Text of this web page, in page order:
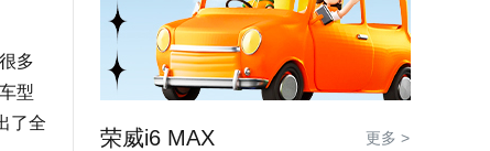
多
型
了全
荣威i6 MAX 更多 >